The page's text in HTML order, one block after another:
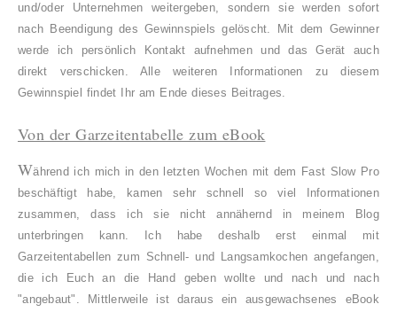
und/oder Unternehmen weitergeben, sondern sie werden sofort
nach Beendigung des Gewinnspiels gelöscht. Mit dem Gewinner
werde ich persönlich Kontakt aufnehmen und das Gerät auch
direkt verschicken. Alle weiteren Informationen zu diesem
Gewinnspiel findet Ihr am Ende dieses Beitrages.
Von der Garzeitentabelle zum eBook
Während ich mich in den letzten Wochen mit dem Fast Slow Pro
beschäftigt habe, kamen sehr schnell so viel Informationen
zusammen, dass ich sie nicht annähernd in meinem Blog
unterbringen kann. Ich habe deshalb erst einmal mit
Garzeitentabellen zum Schnell- und Langsamkochen angefangen,
die ich Euch an die Hand geben wollte und nach und nach
"angebaut". Mittlerweile ist daraus ein ausgewachsenes eBook